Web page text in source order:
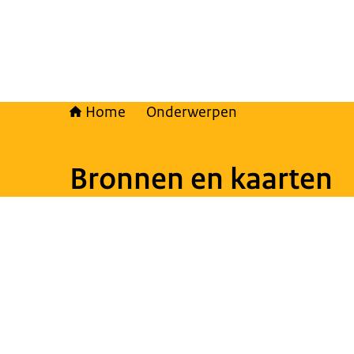
Home Onderwerpen
Bronnen en kaarten